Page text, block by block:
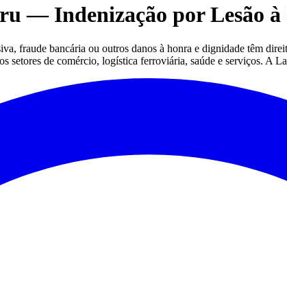
— Indenização por Lesão à
fraude bancária ou outros danos à honra e dignidade têm
setores de comércio, logística ferroviária, saúde e serviços. A